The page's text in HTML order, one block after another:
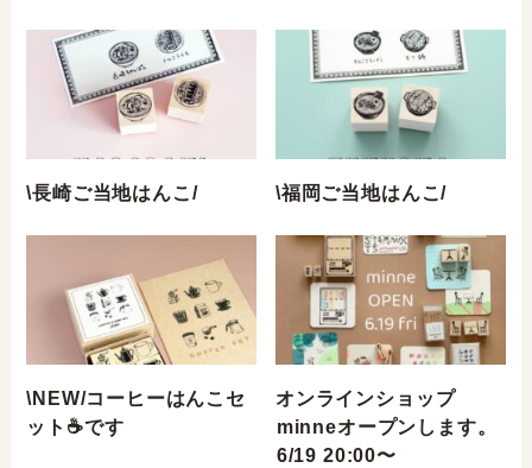
\長崎ご当地はんこ/⁣ \福岡ご当地はんこ/⁣
\NEW/コーヒーはんこセ
ット☕️です⁣
オンラインショップ
⁣minneオープンします。
⁣6/19 20:00〜⁣